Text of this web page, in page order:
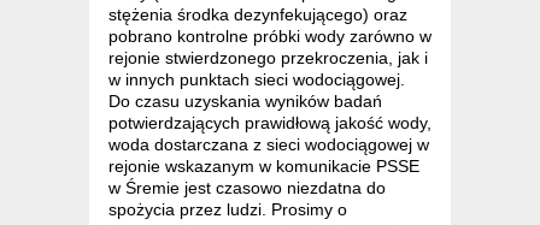
stężenia środka dezynfekującego) oraz
pobrano kontrolne próbki wody zarówno w
rejonie stwierdzonego przekroczenia, jak i
w innych punktach sieci wodociągowej.
Do czasu uzyskania wyników badań
potwierdzających prawidłową jakość wody,
woda dostarczana z sieci wodociągowej w
rejonie wskazanym w komunikacie PSSE
w Śremie jest czasowo niezdatna do
spożycia przez ludzi. Prosimy o